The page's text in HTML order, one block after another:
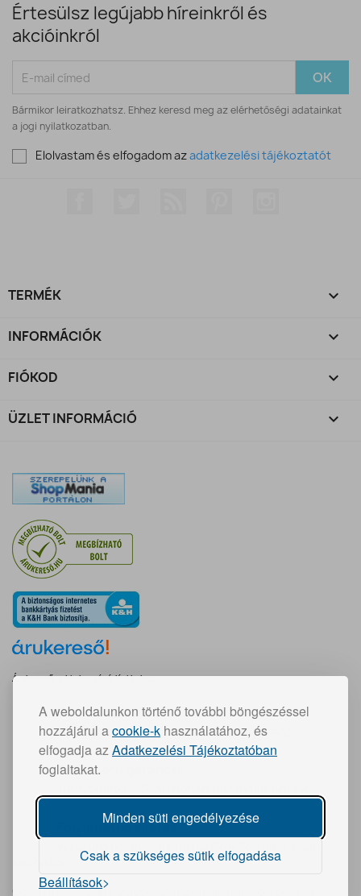
A weboldalunkon történő további böngészéssel
hozzájárul acookie-k használatához, és
elfogadja azAdatkezelési Tájékoztatóban
foglaltakat.
Minden süti engedélyezése
Csak a szükséges sütik elfogadása
Beállítások
Értesülsz legújabb híreinkről és
akcióinkról
Bármikor leiratkozhatsz. Ehhez keresd meg az elérhetőségi adatainkat
a jogi nyilatkozatban.
Elolvastam és elfogadom azadatkezelési tájékoztatót
TERMÉK 
INFORMÁCIÓK 
FIÓKOD 
ÜZLET INFORMÁCIÓ keyboard_arrow_down
Árukereső, a hiteles vásárlási kalauz
Gyors szállítás:
30 000 Ft feletti vásárlás esetén ingyenes
Teljeskörű garancia
Folyamatos ellátás
Copyright © 2011-2026 Víztisztítónk Pánczél Béla ev.